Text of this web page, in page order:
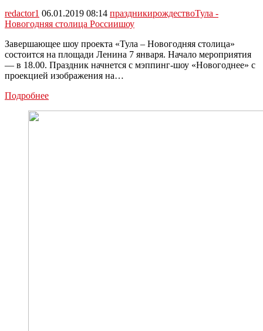
redactor1 06.01.2019 08:14 праздникирождествоТула -
Новогодняя столица Россиишоу
Завершающее шоу проекта «Тула – Новогодняя столица»
состоится на площади Ленина 7 января. Начало мероприятия
— в 18.00. Праздник начнется с мэппинг-шоу «Новогоднее» с
проекцией изображения на…
ПодробнееНа